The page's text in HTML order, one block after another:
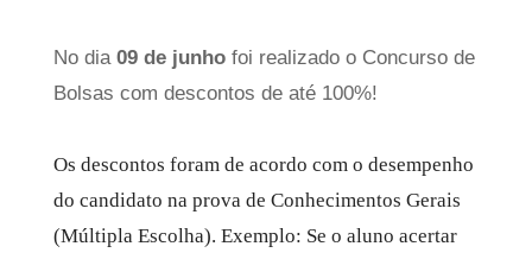
No dia 09 de junho foi realizado o Concurso de
Bolsas com descontos de até 100%!
Os descontos foram de acordo com o desempenho
do candidato​ na prova de Conhecimentos Gerais
(Múltipla Escolha)​​. Exemplo: Se o aluno acertar ​